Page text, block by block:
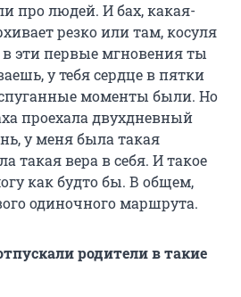
про людей. И бах, какая-
резко или там, косуля
в эти первые мгновения ты
у тебя сердце в пятки
моменты были. Но
проехала двухдневный
у меня была такая
такая вера в себя. И такое
как будто бы. В общем,
одиночного маршрута.
родители в такие